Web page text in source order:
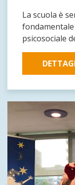
La scuola è
psicosociale